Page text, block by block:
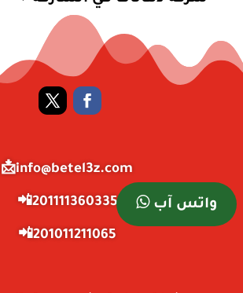
info@betel3z.com📩
201111360335📲
201011211065📲
واتس آب